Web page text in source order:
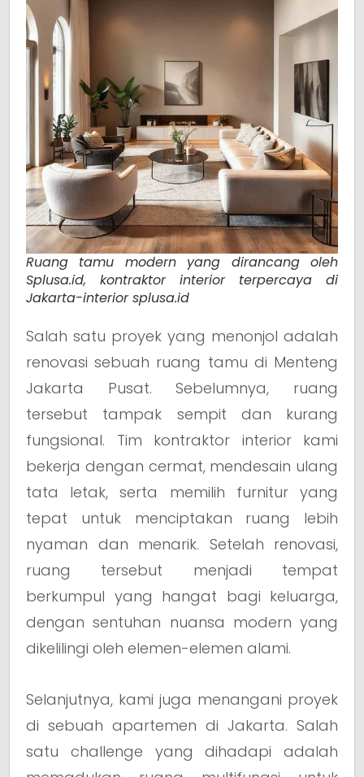
Ruang tamu modern yang dirancang oleh
Splusa.id, kontraktor interior terpercaya di
Jakarta-interior splusa.id
Salah satu proyek yang menonjol adalah
renovasi sebuah ruang tamu di Menteng
Jakarta Pusat. Sebelumnya, ruang
tersebut tampak sempit dan kurang
fungsional. Tim kontraktor interior kami
bekerja dengan cermat, mendesain ulang
tata letak, serta memilih furnitur yang
tepat untuk menciptakan ruang lebih
nyaman dan menarik. Setelah renovasi,
ruang tersebut menjadi tempat
berkumpul yang hangat bagi keluarga,
dengan sentuhan nuansa modern yang
dikelilingi oleh elemen-elemen alami.
Selanjutnya, kami juga menangani proyek
di sebuah apartemen di Jakarta. Salah
satu challenge yang dihadapi adalah